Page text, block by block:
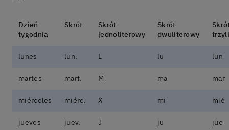
Dzień
tygodnia
Skrót
Skrót
jednoliterowy
Skrót
dwuliterowy
lunes lun. L lu lun
martes mart. M ma mar
miércoles miérc. X mi mié
jueves juev. J ju jue